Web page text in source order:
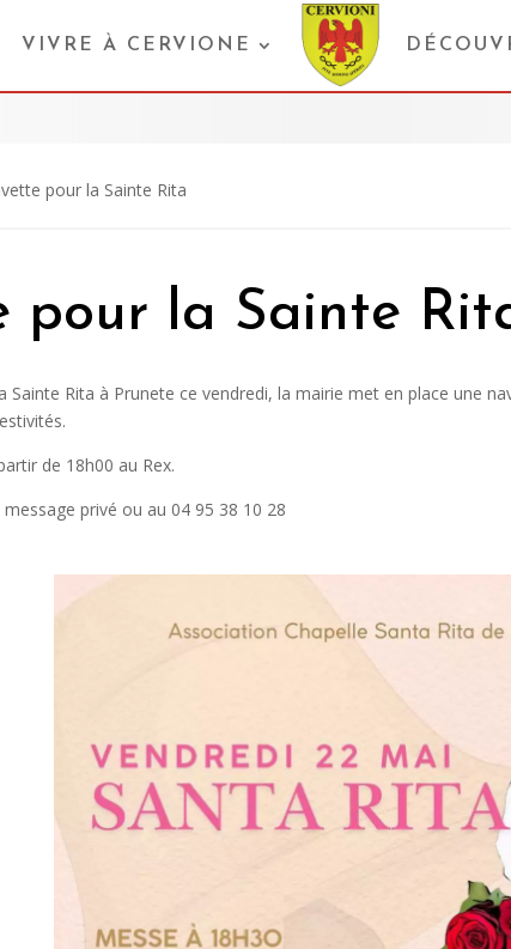
VIVRE À CERVIONE
pour la Sainte Rita
pour la Sainte
Sainte Rita à Prunete ce vendredi, la mairie met en place une
de 18h00 au Rex.
privé ou au 04 95 38 10 28